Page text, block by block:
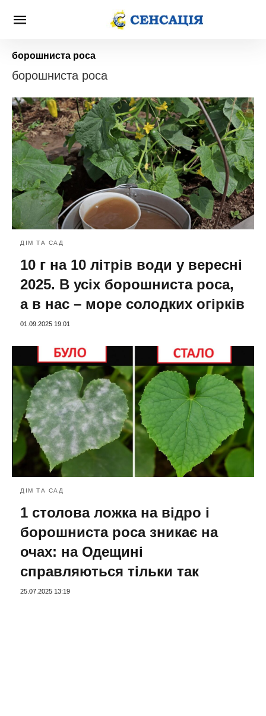
борошниста роса
борошниста роса
ДІМ ТА САД
10 г на 10 літрів води у вересні
2025. В усіх борошниста роса,
а в нас – море солодких огірків
01.09.2025 19:01
ДІМ ТА САД
1 столова ложка на відро і
борошниста роса зникає на
очах: на Одещині
справляються тільки так
25.07.2025 13:19